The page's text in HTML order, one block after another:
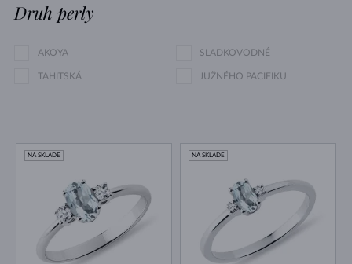
Druh perly
AKOYA SLADKOVODNÉ
TAHITSKÁ JUŽNÉHO PACIFIKU
NA SKLADE NA SKLADE